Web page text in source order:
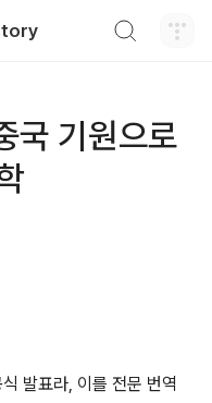
국 기원으로
발표라, 이를 전문 번역